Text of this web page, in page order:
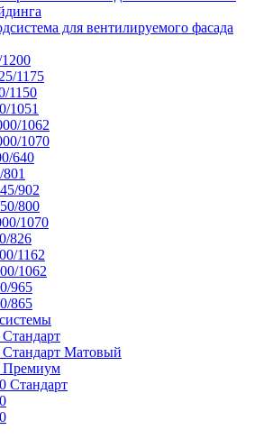
для вентилируемого фасада
1175
1150
1051
1062
1070
640
902
800
1070
826
1162
1062
965
865
Стандарт Матовый
Премиум
Стандарт